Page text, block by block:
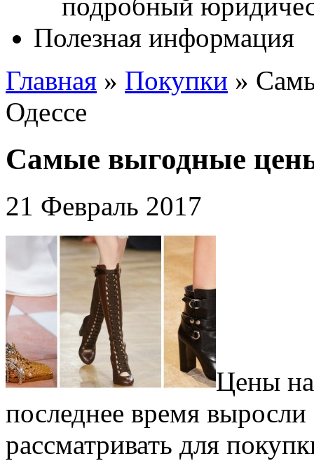
Полезная информация
Главная » Покупки »
Одессе
Самые выгодные
21 Февраль 2017
Цены на
последнее время
рассматривать для